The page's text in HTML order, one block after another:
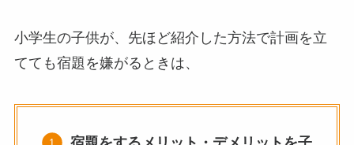
小学生の子供が、先ほど紹介した方法で計画を立
てても宿題を嫌がるときは、